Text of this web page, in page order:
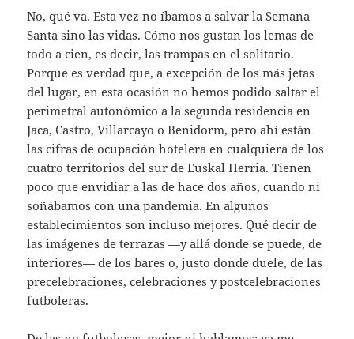
No, qué va. Esta vez no íbamos a salvar la Semana
Santa sino las vidas. Cómo nos gustan los lemas de
todo a cien, es decir, las trampas en el solitario.
Porque es verdad que, a excepción de los más jetas
del lugar, en esta ocasión no hemos podido saltar el
perimetral autonómico a la segunda residencia en
Jaca, Castro, Villarcayo o Benidorm, pero ahí están
las cifras de ocupación hotelera en cualquiera de los
cuatro territorios del sur de Euskal Herria. Tienen
poco que envidiar a las de hace dos años, cuando ni
soñábamos con una pandemia. En algunos
establecimientos son incluso mejores. Qué decir de
las imágenes de terrazas —y allá donde se puede, de
interiores— de los bares o, justo donde duele, de las
precelebraciones, celebraciones y postcelebraciones
futboleras.